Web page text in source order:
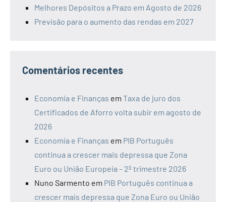
Melhores Depósitos a Prazo em Agosto de 2026
Previsão para o aumento das rendas em 2027
Comentários recentes
Economia e Finanças em Taxa de juro dos
Certificados de Aforro volta subir em agosto de
2026
Economia e Finanças em PIB Português
continua a crescer mais depressa que Zona
Euro ou União Europeia – 2º trimestre 2026
Nuno Sarmento em PIB Português continua a
crescer mais depressa que Zona Euro ou União